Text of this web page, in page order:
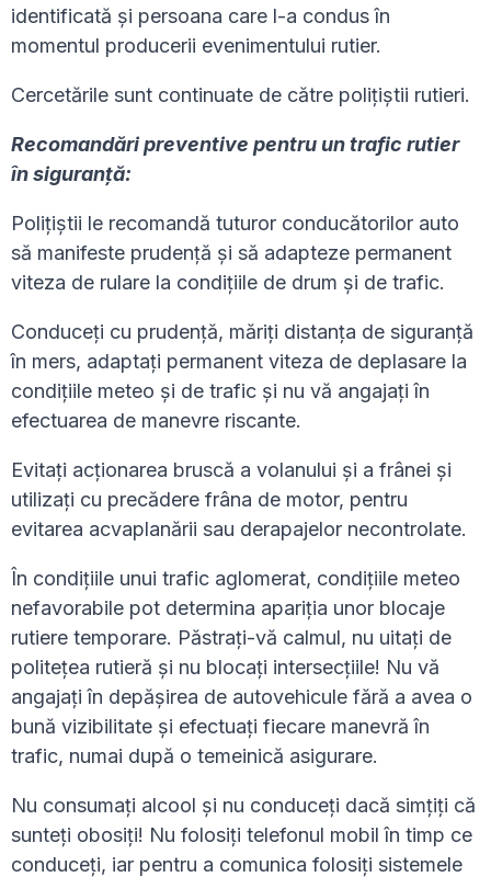
identificată și persoana care l-a condus în
momentul producerii evenimentului rutier.
Cercetările sunt continuate de către polițiștii rutieri.
Recomandări preventive pentru un trafic rutier
în siguranţă:
Poliţiştii le recomandă tuturor conducătorilor auto
să manifeste prudenţă şi să adapteze permanent
viteza de rulare la condiţiile de drum şi de trafic.
Conduceți cu prudență, măriți distanţa de siguranţă
în mers, adaptați permanent viteza de deplasare la
condițiile meteo și de trafic și nu vă angajați în
efectuarea de manevre riscante.
Evitați acţionarea bruscă a volanului şi a frânei şi
utilizaţi cu precădere frâna de motor, pentru
evitarea acvaplanării sau derapajelor necontrolate.
În condiţiile unui trafic aglomerat, condiţiile meteo
nefavorabile pot determina apariţia unor blocaje
rutiere temporare. Păstraţi-vă calmul, nu uitaţi de
politeţea rutieră şi nu blocaţi intersecţiile! Nu vă
angajaţi în depăşirea de autovehicule fără a avea o
bună vizibilitate şi efectuați fiecare manevră în
trafic, numai după o temeinică asigurare.
Nu consumaţi alcool şi nu conduceţi dacă simţiţi că
sunteţi obosiţi! Nu folosiți telefonul mobil în timp ce
conduceţi, iar pentru a comunica folosiți sistemele